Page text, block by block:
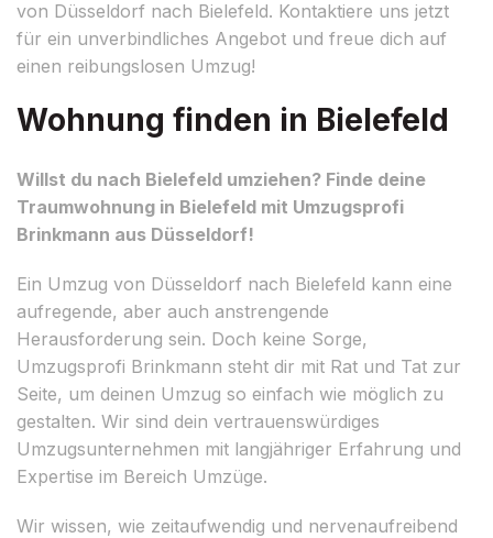
von Düsseldorf nach Bielefeld. Kontaktiere uns jetzt
für ein unverbindliches Angebot und freue dich auf
einen reibungslosen Umzug!
Wohnung finden in Bielefeld
Willst du nach Bielefeld umziehen? Finde deine
Traumwohnung in Bielefeld mit Umzugsprofi
Brinkmann aus Düsseldorf!
Ein Umzug von Düsseldorf nach Bielefeld kann eine
aufregende, aber auch anstrengende
Herausforderung sein. Doch keine Sorge,
Umzugsprofi Brinkmann steht dir mit Rat und Tat zur
Seite, um deinen Umzug so einfach wie möglich zu
gestalten. Wir sind dein vertrauenswürdiges
Umzugsunternehmen mit langjähriger Erfahrung und
Expertise im Bereich Umzüge.
Wir wissen, wie zeitaufwendig und nervenaufreibend